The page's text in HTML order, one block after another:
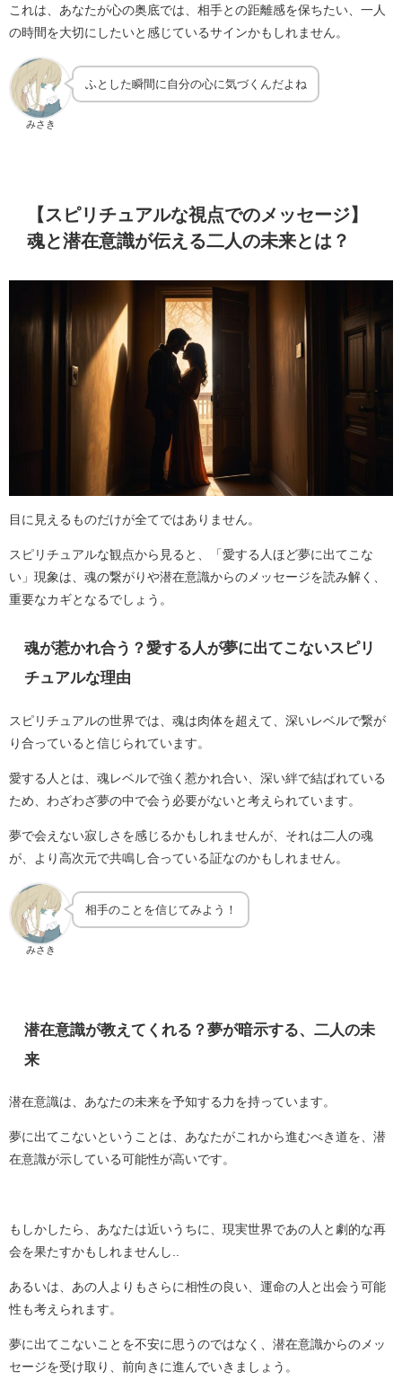
これは、あなたが心の奥底では、相手との距離感を保ちたい、一人
の時間を大切にしたいと感じているサインかもしれません。
みさき
ふとした瞬間に自分の心に気づくんだよね
【スピリチュアルな視点でのメッセージ】
魂と潜在意識が伝える二人の未来とは？
目に見えるものだけが全てではありません。
スピリチュアルな観点から見ると、「愛する人ほど夢に出てこな
い」現象は、魂の繋がりや潜在意識からのメッセージを読み解く、
重要なカギとなるでしょう。
魂が惹かれ合う？愛する人が夢に出てこないスピリ
チュアルな理由
スピリチュアルの世界では、魂は肉体を超えて、深いレベルで繋が
り合っていると信じられています。
愛する人とは、魂レベルで強く惹かれ合い、深い絆で結ばれている
ため、わざわざ夢の中で会う必要がないと考えられています。
夢で会えない寂しさを感じるかもしれませんが、それは二人の魂
が、より高次元で共鳴し合っている証なのかもしれません。
みさき
相手のことを信じてみよう！
潜在意識が教えてくれる？夢が暗示する、二人の未
来
潜在意識は、あなたの未来を予知する力を持っています。
夢に出てこないということは、あなたがこれから進むべき道を、潜
在意識が示している可能性が高いです。
もしかしたら、あなたは近いうちに、現実世界であの人と劇的な再
会を果たすかもしれませんし..
あるいは、あの人よりもさらに相性の良い、運命の人と出会う可能
性も考えられます。
夢に出てこないことを不安に思うのではなく、潜在意識からのメッ
セージを受け取り、前向きに進んでいきましょう。